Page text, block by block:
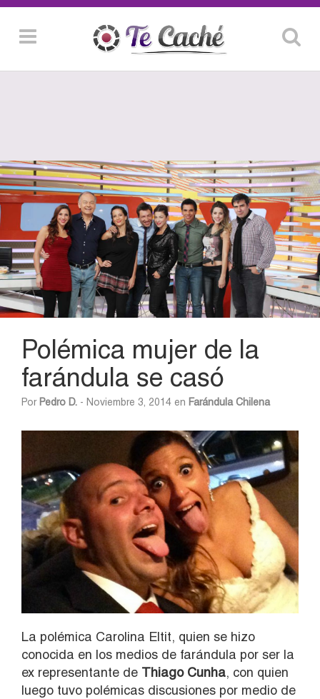
Polémica mujer de la
farándula se casó
Por Pedro D. - Noviembre 3, 2014 en Farándula Chilena
La polémica Carolina Eltit, quien se hizo
conocida en los medios de farándula por ser la
ex representante de Thiago Cunha, con quien
luego tuvo polémicas discusiones por medio de